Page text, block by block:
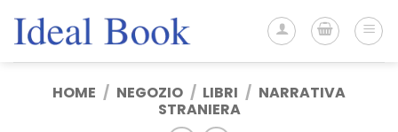
HOME / NEGOZIO / LIBRI / NARRATIVA
STRANIERA